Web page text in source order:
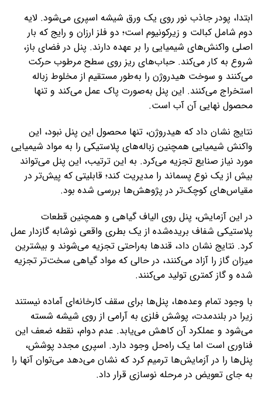
ابتدا، پودر جاذب نور روی یک ورق شیشه اسپری می‌شود. لایه
دوم شامل کبالت و زیرکونیوم است؛ دو فلز ارزان و رایج که بار
اصلی واکنش‌های شیمیایی را بر عهده دارند. پنل در فضای باز،
شروع به کار می‌کند. حباب‌های ریز روی سطح مرطوب حرکت
می‌کنند و سوخت هیدروژن را به‌طور مستقیم از مخلوط زباله
استخراج می‌کنند. این پنل به‌صورت پاک عمل می‌کند و تنها
محصول نهایی آن آب است.
نتایج نشان داد که هیدروژن، تنها محصول این پنل نبود، این
واکنش شیمیایی همچنین زباله‌های پلاستیکی را به مواد شیمیایی
مورد نیاز صنایع تجزیه می‌کرد. به این ترتیب، این پنل می‌تواند
بیش از یک نوع پسماند را مدیریت کند؛ قابلیتی که پیش‌تر در
مقیاس‌های کوچک‌تر در پژوهش‌ها بررسی شده بود.
در این آزمایش، پنل روی الیاف گیاهی و همچنین قطعات
پلاستیکی شفاف بریده‌شده از یک بطری واقعی نوشابه گازدار عمل
کرد. نتایج نشان داد، قندها به‌راحتی تجزیه می‌شوند و بیشترین
میزان گاز را آزاد می‌کنند، در حالی که مواد گیاهی سخت‌تر تجزیه
شده و گاز کمتری تولید می‌کنند.
با وجود تمام وعده‌ها، پنل‌ها برای سقف کارخانه‌ای آماده نیستند
زیرا در بلندمدت، پوشش فلزی به آرامی از روی شیشه شسته
می‌شود و عملکرد آن کاهش می‌یابد. عدم دوام، نقطه ضعف این
فناوری است اما یک راه‌حل وجود دارد. اسپری مجدد پوشش،
پنل‌ها را در آزمایش‌ها ترمیم کرد که نشان می‌دهد می‌توان آنها را
به جای تعویض در مرحله نوسازی قرار داد.